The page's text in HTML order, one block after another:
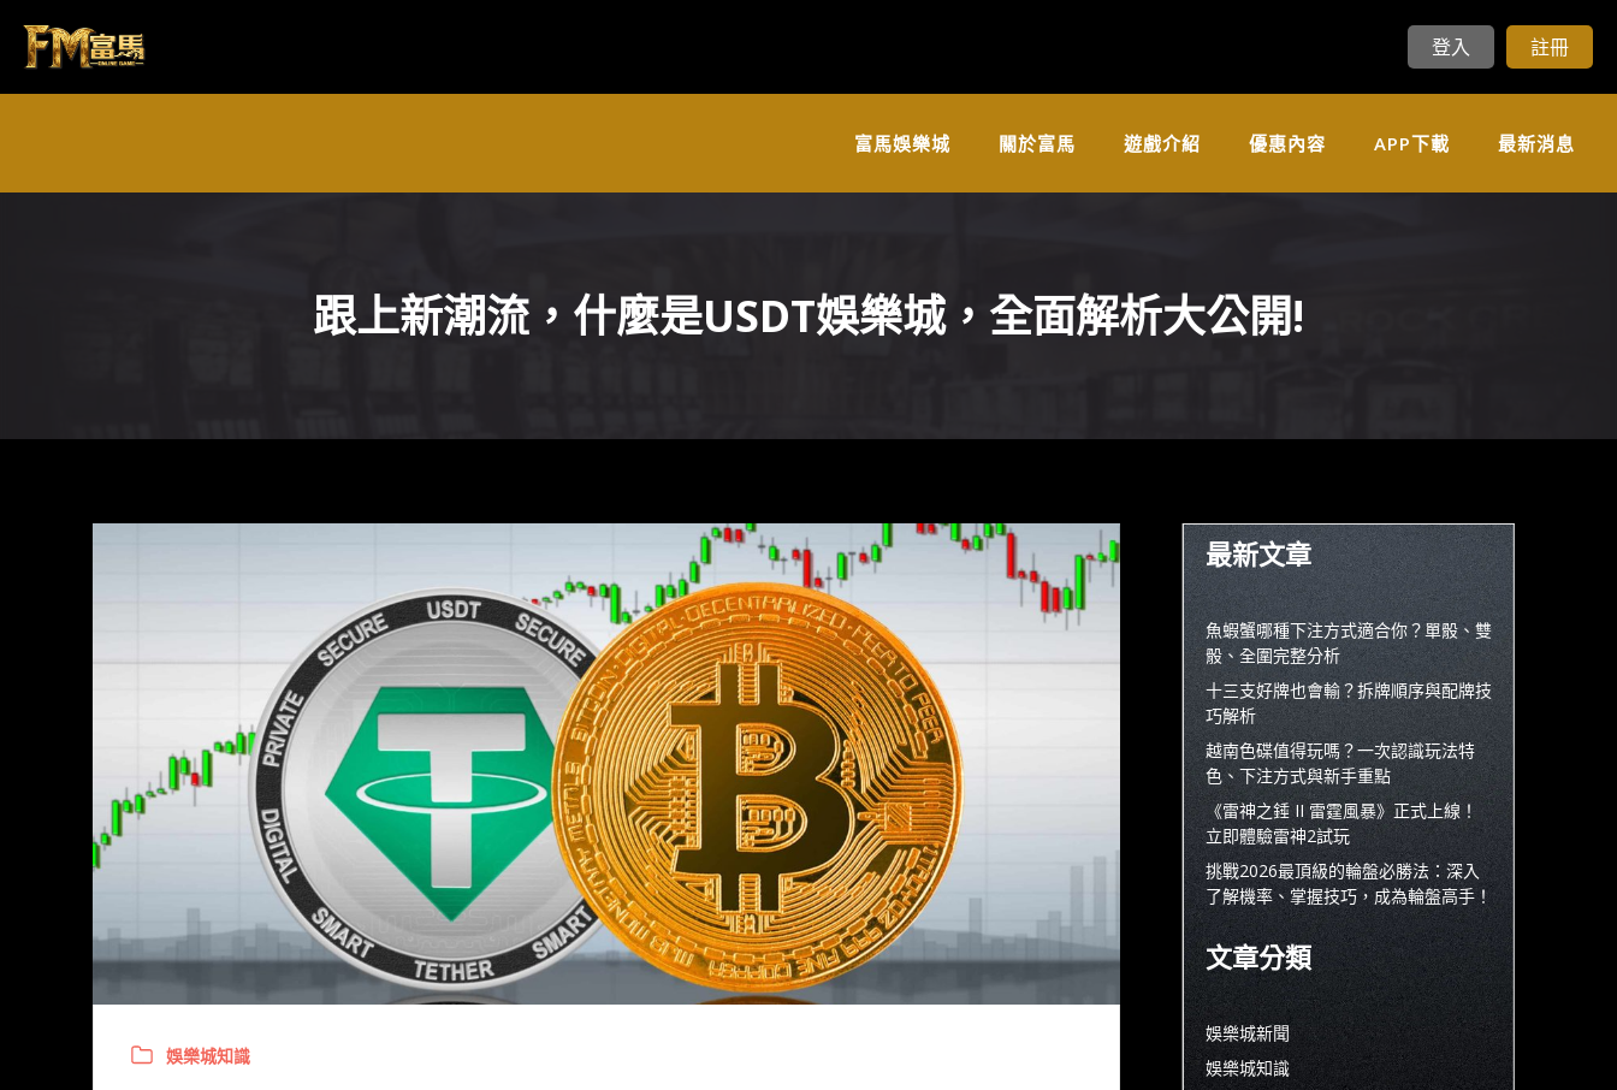
登入 註冊
富馬娛樂城 關於富馬 遊戲介紹 優惠內容 APP下載 最新消息
跟上新潮流，什麼是USDT娛樂城，全面解析大公開!
娛樂城知識
最新文章
魚蝦蟹哪種下注方式適合你？單骰、雙
骰、全圍完整分析
十三支好牌也會輸？拆牌順序與配牌技
巧解析
越南色碟值得玩嗎？一次認識玩法特
色、下注方式與新手重點
《雷神之錘 II 雷霆風暴》正式上線！
立即體驗雷神2試玩
挑戰2026最頂級的輪盤必勝法：深入
了解機率、掌握技巧，成為輪盤高手！
文章分類
娛樂城新聞
娛樂城知識